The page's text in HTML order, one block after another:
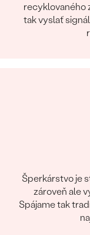
recyklovaného
tak vyslať
Šperkárstvo je
zároveň ale
Spájame tak